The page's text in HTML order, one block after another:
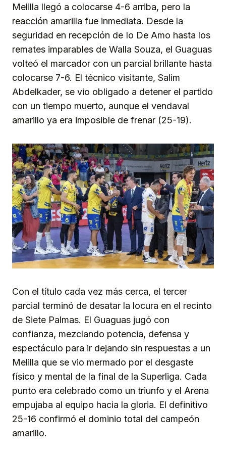
Melilla llegó a colocarse 4-6 arriba, pero la
reacción amarilla fue inmediata. Desde la
seguridad en recepción de Io De Amo hasta los
remates imparables de Walla Souza, el Guaguas
volteó el marcador con un parcial brillante hasta
colocarse 7-6. El técnico visitante, Salim
Abdelkader, se vio obligado a detener el partido
con un tiempo muerto, aunque el vendaval
amarillo ya era imposible de frenar (25-19).
Con el título cada vez más cerca, el tercer
parcial terminó de desatar la locura en el recinto
de Siete Palmas. El Guaguas jugó con
confianza, mezclando potencia, defensa y
espectáculo para ir dejando sin respuestas a un
Melilla que se vio mermado por el desgaste
físico y mental de la final de la Superliga. Cada
punto era celebrado como un triunfo y el Arena
empujaba al equipo hacia la gloria. El definitivo
25-16 confirmó el dominio total del campeón
amarillo.